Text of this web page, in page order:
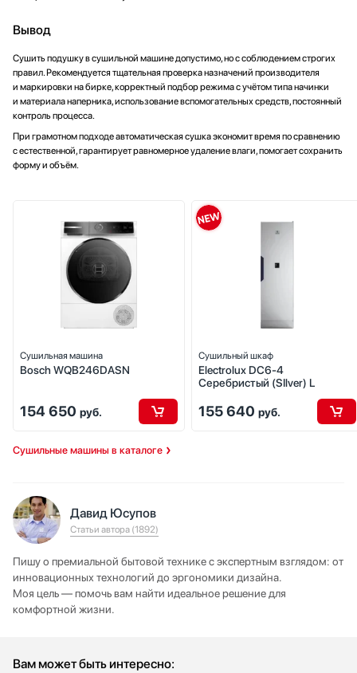
Вывод
Сушить подушку в сушильной машине допустимо, но с соблюдением строгих
правил. Рекомендуется тщательная проверка назначений производителя
и маркировки на бирке, корректный подбор режима с учётом типа начинки
и материала наперника, использование вспомогательных средств, постоянный
контроль процесса.
При грамотном подходе автоматическая сушка экономит время по сравнению
с естественной, гарантирует равномерное удаление влаги, помогает сохранить
форму и объём.
Сушильные машины в каталоге
Сушильная машина
Bosch WQB246DASN
154 650 руб.
Сушильный шкаф
Electrolux DC6-4
Серебристый (SIlver) L
155 640 руб.
Давид Юсупов
Статьи автора (1892)
Пишу о премиальной бытовой технике с экспертным взглядом: от
инновационных технологий до эргономики дизайна.
Моя цель — помочь вам найти идеальное решение для
комфортной жизни.
Вам может быть интересно: